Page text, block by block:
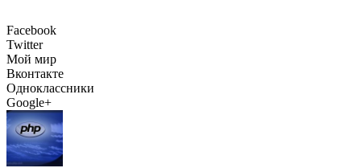
Facebook
Twitter
Мой мир
Вконтакте
Одноклассники
Google+